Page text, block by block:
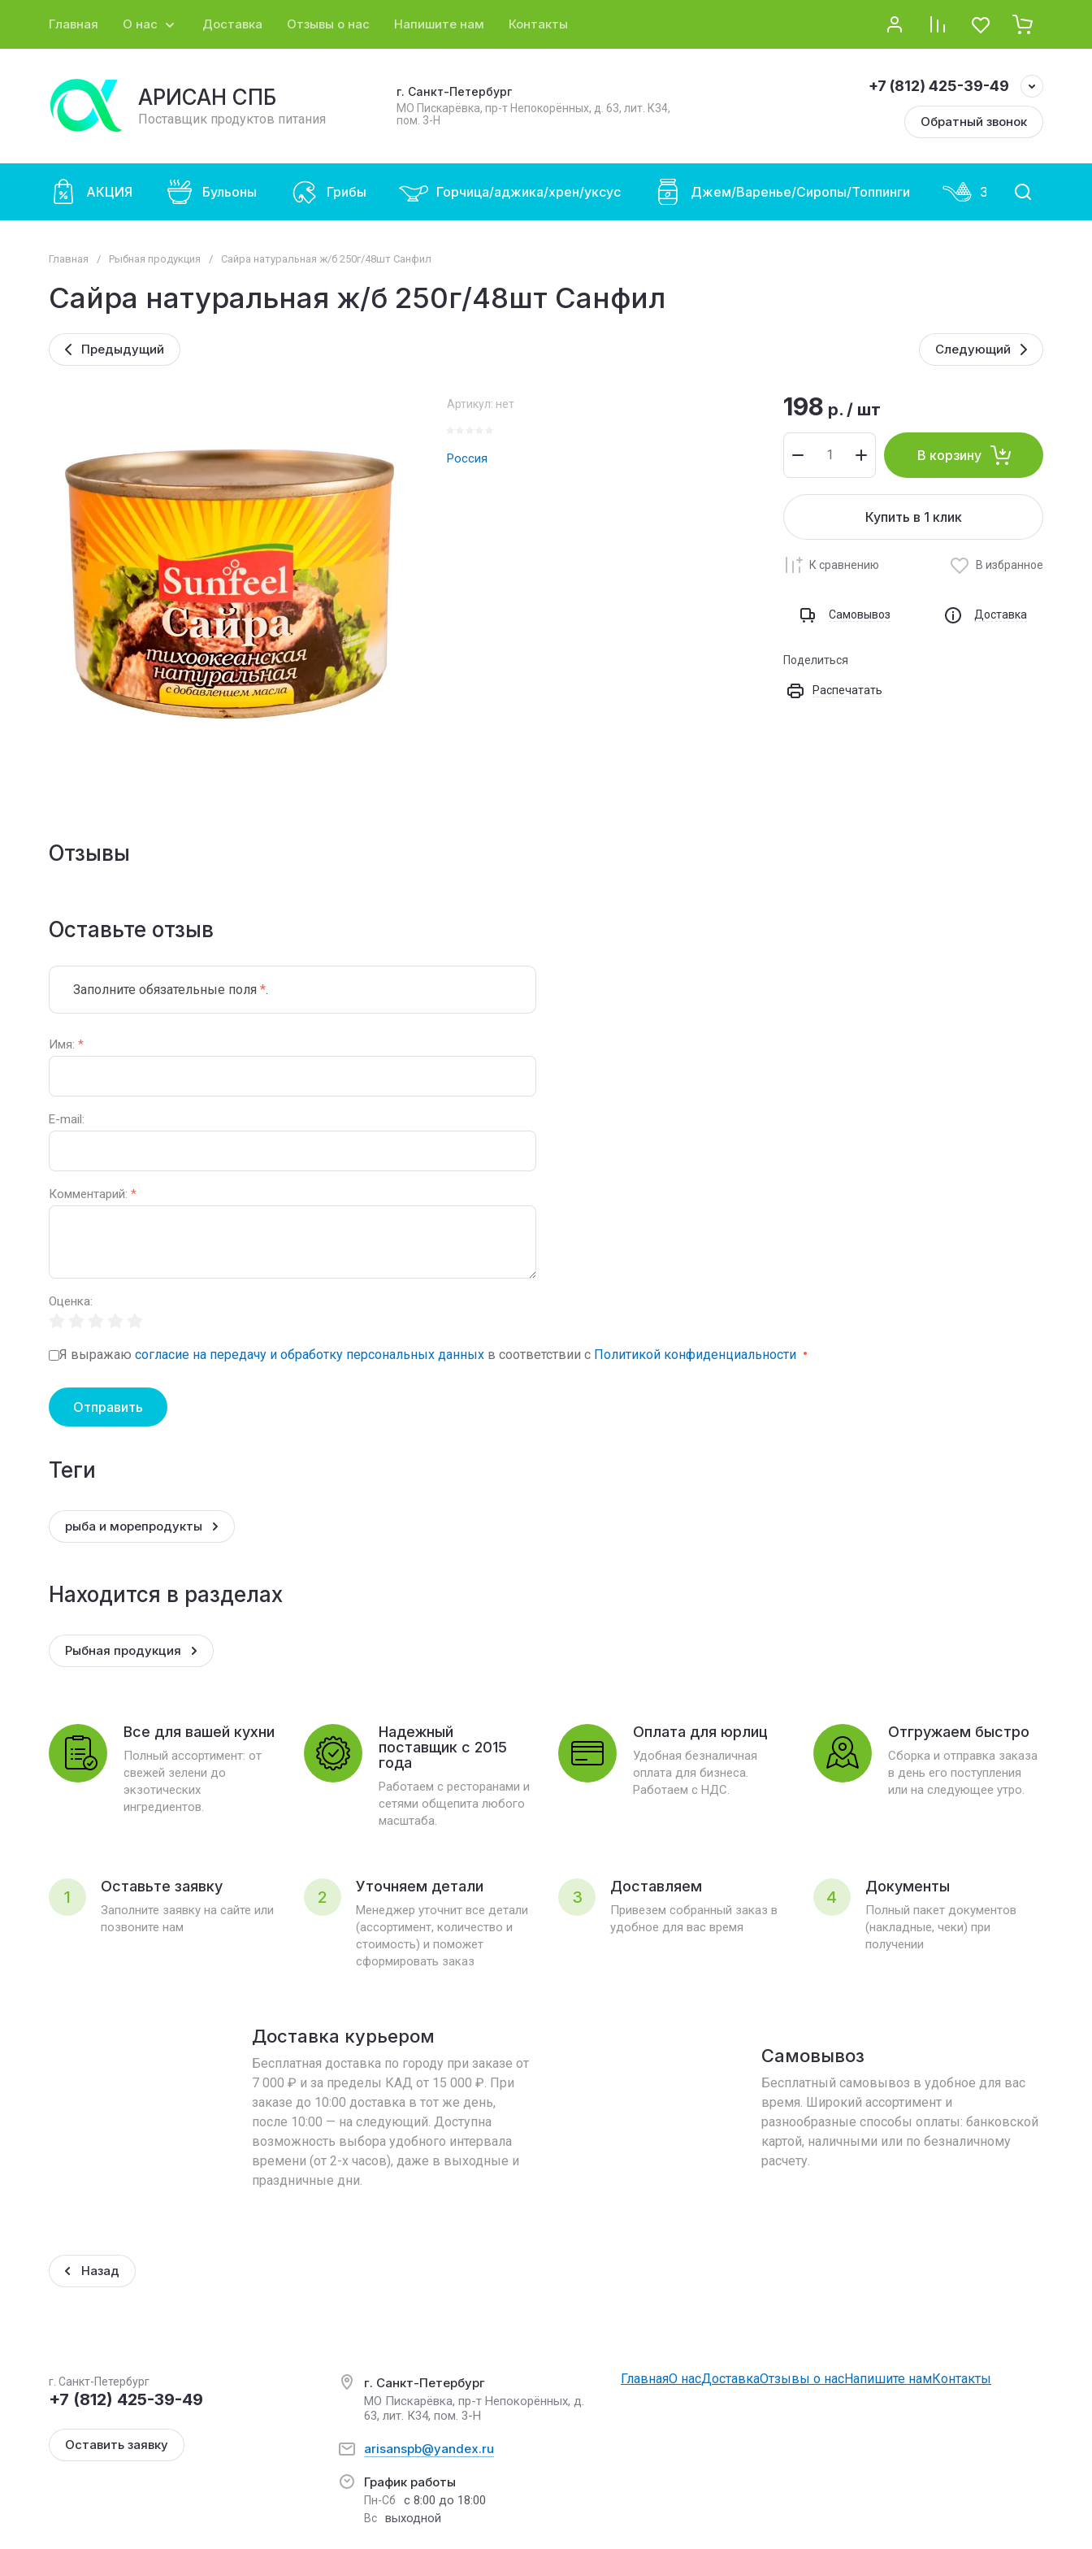
Главная О нас Доставка Отзывы о нас Напишите нам Контакты
АРИСАН СПБ
Поставщик продуктов питания
г. Санкт-Петербург
МО Пискарёвка, пр-т Непокорённых, д. 63, лит. К34,
пом. 3-Н
+7 (812) 425-39-49
Обратный звонок
АКЦИЯ Бульоны Грибы Горчица/аджика/хрен/уксус Джем/Варенье/Сиропы/Топпинги Замороженная
Главная / Рыбная продукция / Сайра натуральная ж/б 250г/48шт Санфил
Сайра натуральная ж/б 250г/48шт Санфил
Предыдущий Следующий
Артикул: нет
Россия
198 р. / шт
В корзину
Купить в 1 клик
К сравнению В избранное
Самовывоз Доставка
Поделиться
Распечатать
Отзывы
Оставьте отзыв
Заполните обязательные поля *.
Имя: *
E-mail:
Комментарий: *
Оценка:
Я выражаю согласие на передачу и обработку персональных данных в соответствии с Политикой конфиденциальности
Отправить
теги
рыба и морепродукты
Находится в разделах
Рыбная продукция
Все для вашей кухни
Полный ассортимент: от
свежей зелени до
экзотических
ингредиентов.
Надежный
поставщик с 2015
года
Работаем с ресторанами и
сетями общепита любого
масштаба.
Оплата для юрлиц
Удобная безналичная
оплата для бизнеса.
Работаем с НДС.
Отгружаем быстро
Сборка и отправка заказа
в день его поступления
или на следующее утро.
1
Оставьте заявку
Заполните заявку на сайте или
позвоните нам
2
Уточняем детали
Менеджер уточнит все детали
(ассортимент, количество и
стоимость) и поможет
сформировать заказ
3
Доставляем
Привезем собранный заказ в
удобное для вас время
4
Документы
Полный пакет документов
(накладные, чеки) при
получении
Доставка курьером
Бесплатная доставка по городу при заказе от
7 000 ₽ и за пределы КАД от 15 000 ₽. При
заказе до 10:00 доставка в тот же день,
после 10:00 — на следующий. Доступна
возможность выбора удобного интервала
времени (от 2-х часов), даже в выходные и
праздничные дни.
Самовывоз
Бесплатный самовывоз в удобное для вас
время. Широкий ассортимент и
разнообразные способы оплаты: банковской
картой, наличными или по безналичному
расчету.
Назад
г. Санкт-Петербург
+7 (812) 425-39-49
Оставить заявку
г. Санкт-Петербург
МО Пискарёвка, пр-т Непокорённых, д.
63, лит. К34, пом. 3-Н
arisanspb@yandex.ru
График работы
Пн-Сб с 8:00 до 18:00
Вс выходной
ГлавнаяО насДоставкаОтзывы о насНапишите намКонтакты